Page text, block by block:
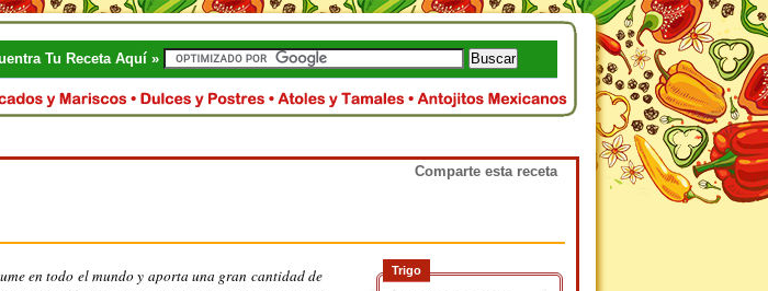
Tu Receta Aquí »
en todo el mundo y aporta una gran cantidad de
Trigo
Comparte esta receta